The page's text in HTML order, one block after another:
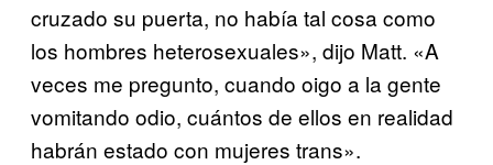
cruzado su puerta, no había tal cosa como
los hombres heterosexuales», dijo Matt. «A
veces me pregunto, cuando oigo a la gente
vomitando odio, cuántos de ellos en realidad
habrán estado con mujeres trans».